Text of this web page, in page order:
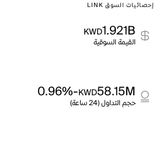
إحصائيات السوق LINK
1.921B
KWD
القيمة السوقية
58.15M
KWD
-0.96%
حجم التداول (24 ساعة)